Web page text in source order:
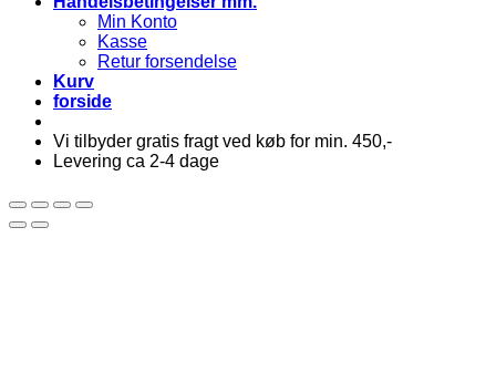
Min Konto
Kasse
Retur forsendelse
Kurv
forside
Vi tilbyder gratis fragt ved køb for min. 450,-
Levering ca 2-4 dage